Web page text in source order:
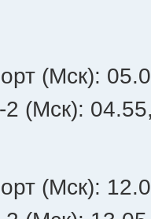
(Мск):
2 (Мск):
(Мск):